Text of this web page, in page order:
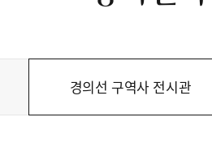
경의선 구역사 전시관